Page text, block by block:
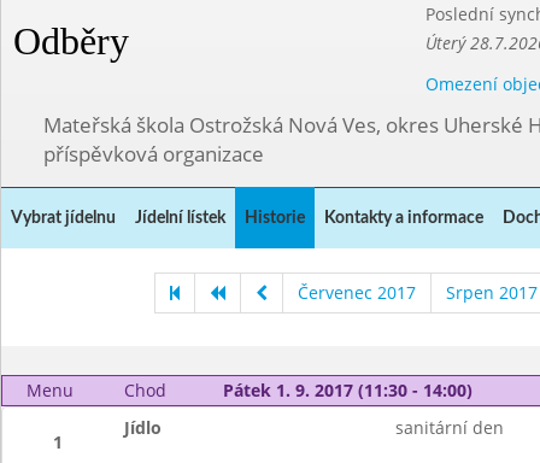
Odběry
Poslední
Úterý
Omezení
Mateřská škola Ostrožská Nová Ves, okres Uherské
příspěvková organizace
Vybrat jídelnu Jídelní lístek Historie Kontakty a informace
Červenec 2017 Srpen 2017
Menu Chod Pátek 1. 9. 2017 (11:30 - 14:00)
1
Jídlo sanitární den